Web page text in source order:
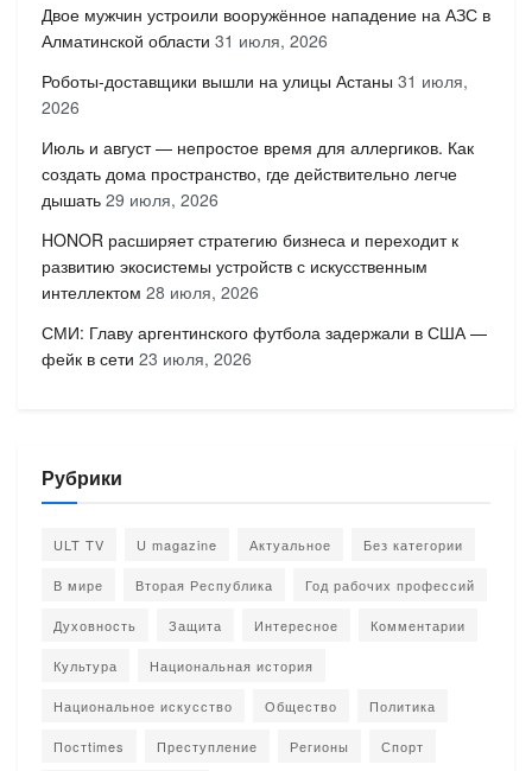
Двое мужчин устроили вооружённое нападение на АЗС в
Алматинской области 31 июля, 2026
Роботы-доставщики вышли на улицы Астаны 31 июля,
2026
Июль и август — непростое время для аллергиков. Как
создать дома пространство, где действительно легче
дышать 29 июля, 2026
HONOR расширяет стратегию бизнеса и переходит к
развитию экосистемы устройств с искусственным
интеллектом 28 июля, 2026
СМИ: Главу аргентинского футбола задержали в США —
фейк в сети 23 июля, 2026
Рубрики
ULT TV U magazine Актуальное Без категории
В мире Вторая Республика Год рабочих профессий
Духовность Защита Интересное Комментарии
Культура Национальная история
Национальное искусство Общество Политика
Постtimes Преступление Регионы Спорт